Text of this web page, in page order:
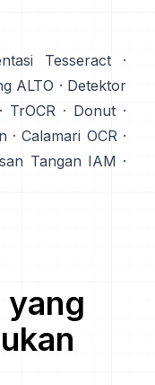
Tesseract ·
ALTO · Detektor
· TrOCR · Donut ·
·Calamari OCR·
Tangan IAM ·
yang